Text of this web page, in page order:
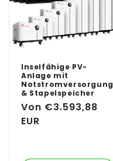
Inselfähige PV-
Anlage mit
Notstromversorgung
& Stapelspeicher
Normaler
Preis
Von €3.593,88
EUR